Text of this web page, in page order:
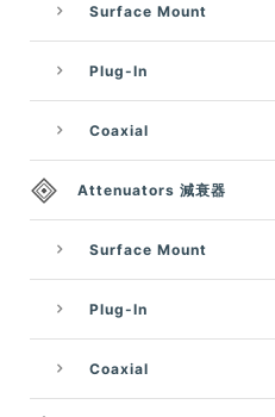
Surface Mount
Plug-In
Coaxial
Attenuators 減衰器
Surface Mount
Plug-In
Coaxial